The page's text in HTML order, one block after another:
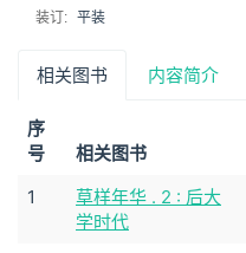
装订: 平装
相关图书 内容简介
序
号
相关图书
1
草样年华 . 2 : 后大
学时代